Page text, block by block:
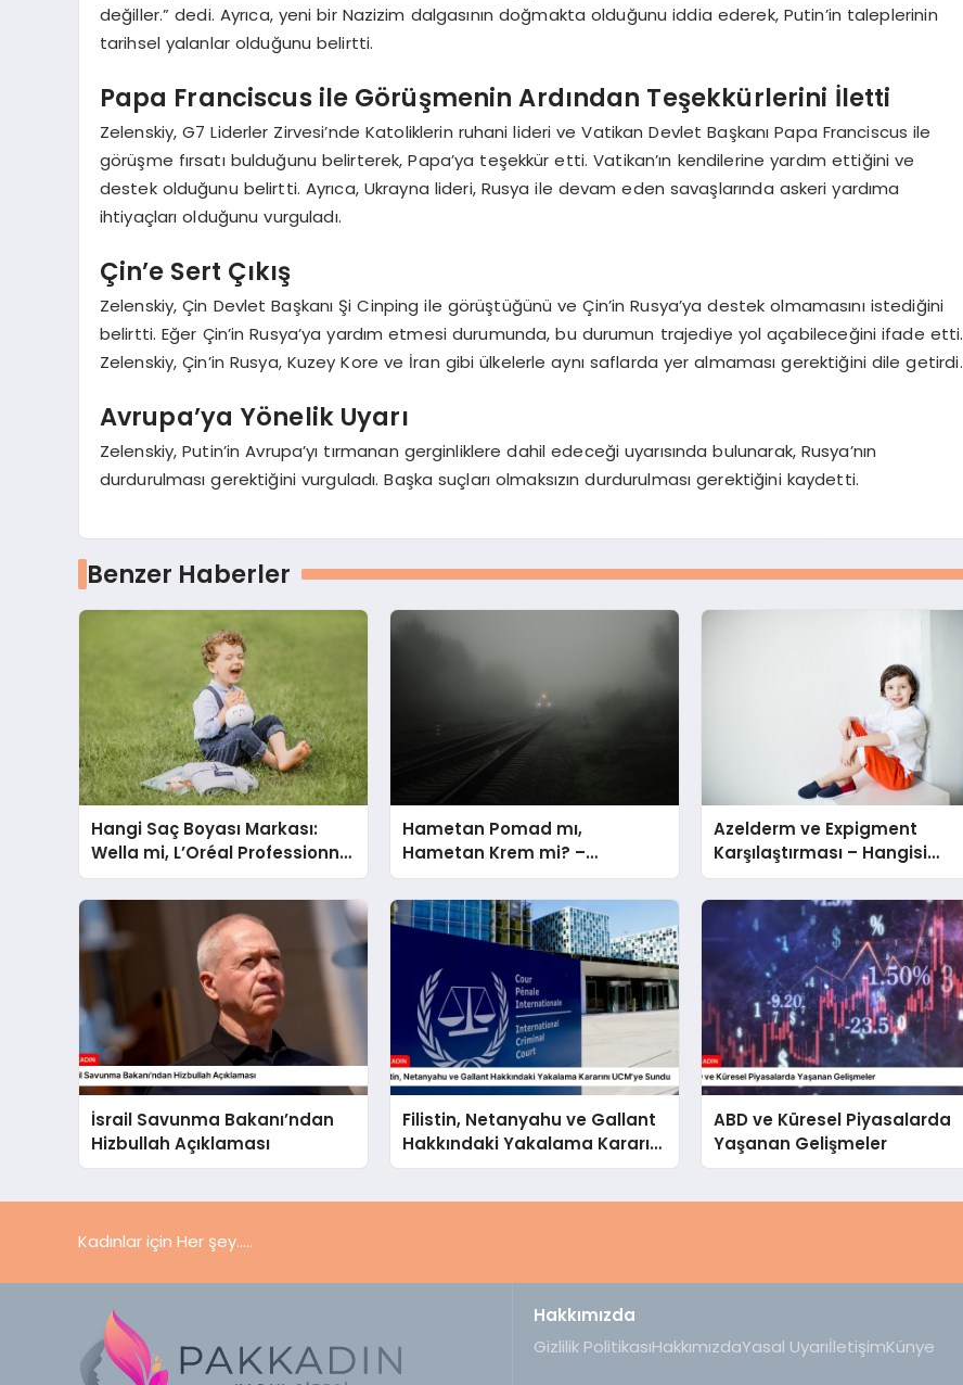
değiller.” dedi. Ayrıca, yeni bir Nazizim dalgasının doğmakta olduğunu iddia ederek, Putin’in taleplerinin
tarihsel yalanlar olduğunu belirtti.
Papa Franciscus ile Görüşmenin Ardından Teşekkürlerini İletti
Zelenskiy, G7 Liderler Zirvesi’nde Katoliklerin ruhani lideri ve Vatikan Devlet Başkanı Papa Franciscus ile
görüşme fırsatı bulduğunu belirterek, Papa’ya teşekkür etti. Vatikan’ın kendilerine yardım ettiğini ve
destek olduğunu belirtti. Ayrıca, Ukrayna lideri, Rusya ile devam eden savaşlarında askeri yardıma
ihtiyaçları olduğunu vurguladı.
Çin’e Sert Çıkış
Zelenskiy, Çin Devlet Başkanı Şi Cinping ile görüştüğünü ve Çin’in Rusya’ya destek olmamasını istediğini
belirtti. Eğer Çin’in Rusya’ya yardım etmesi durumunda, bu durumun trajediye yol açabileceğini ifade etti.
Zelenskiy, Çin’in Rusya, Kuzey Kore ve İran gibi ülkelerle aynı saflarda yer almaması gerektiğini dile getirdi.
Avrupa’ya Yönelik Uyarı
Zelenskiy, Putin’in Avrupa’yı tırmanan gerginliklere dahil edeceği uyarısında bulunarak, Rusya’nın
durdurulması gerektiğini vurguladı. Başka suçları olmaksızın durdurulması gerektiğini kaydetti.
Benzer Haberler
Hangi Saç Boyası Markası:
Wella mi, L’Oréal Professionnel
mi?
Hametan Pomad mı,
Hametan Krem mi? –
Hangisini Seçmeli?
Azelderm ve Expigment
Karşılaştırması – Hangisi
Daha Etkili Leke Karşıtıdır?
İsrail Savunma Bakanı’ndan
Hizbullah Açıklaması
Filistin, Netanyahu ve Gallant
Hakkındaki Yakalama Kararını
UCM’ye Sundu
ABD ve Küresel Piyasalarda
Yaşanan Gelişmeler
Kadınlar için Her şey.....
Hakkımızda
Gizlilik PolitikasıHakkımızdaYasal UyarıİletişimKünye